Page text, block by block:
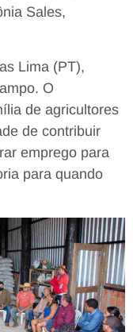
Sales,
Lima (PT),
O
de agricultores
de contribuir
emprego para
para quando